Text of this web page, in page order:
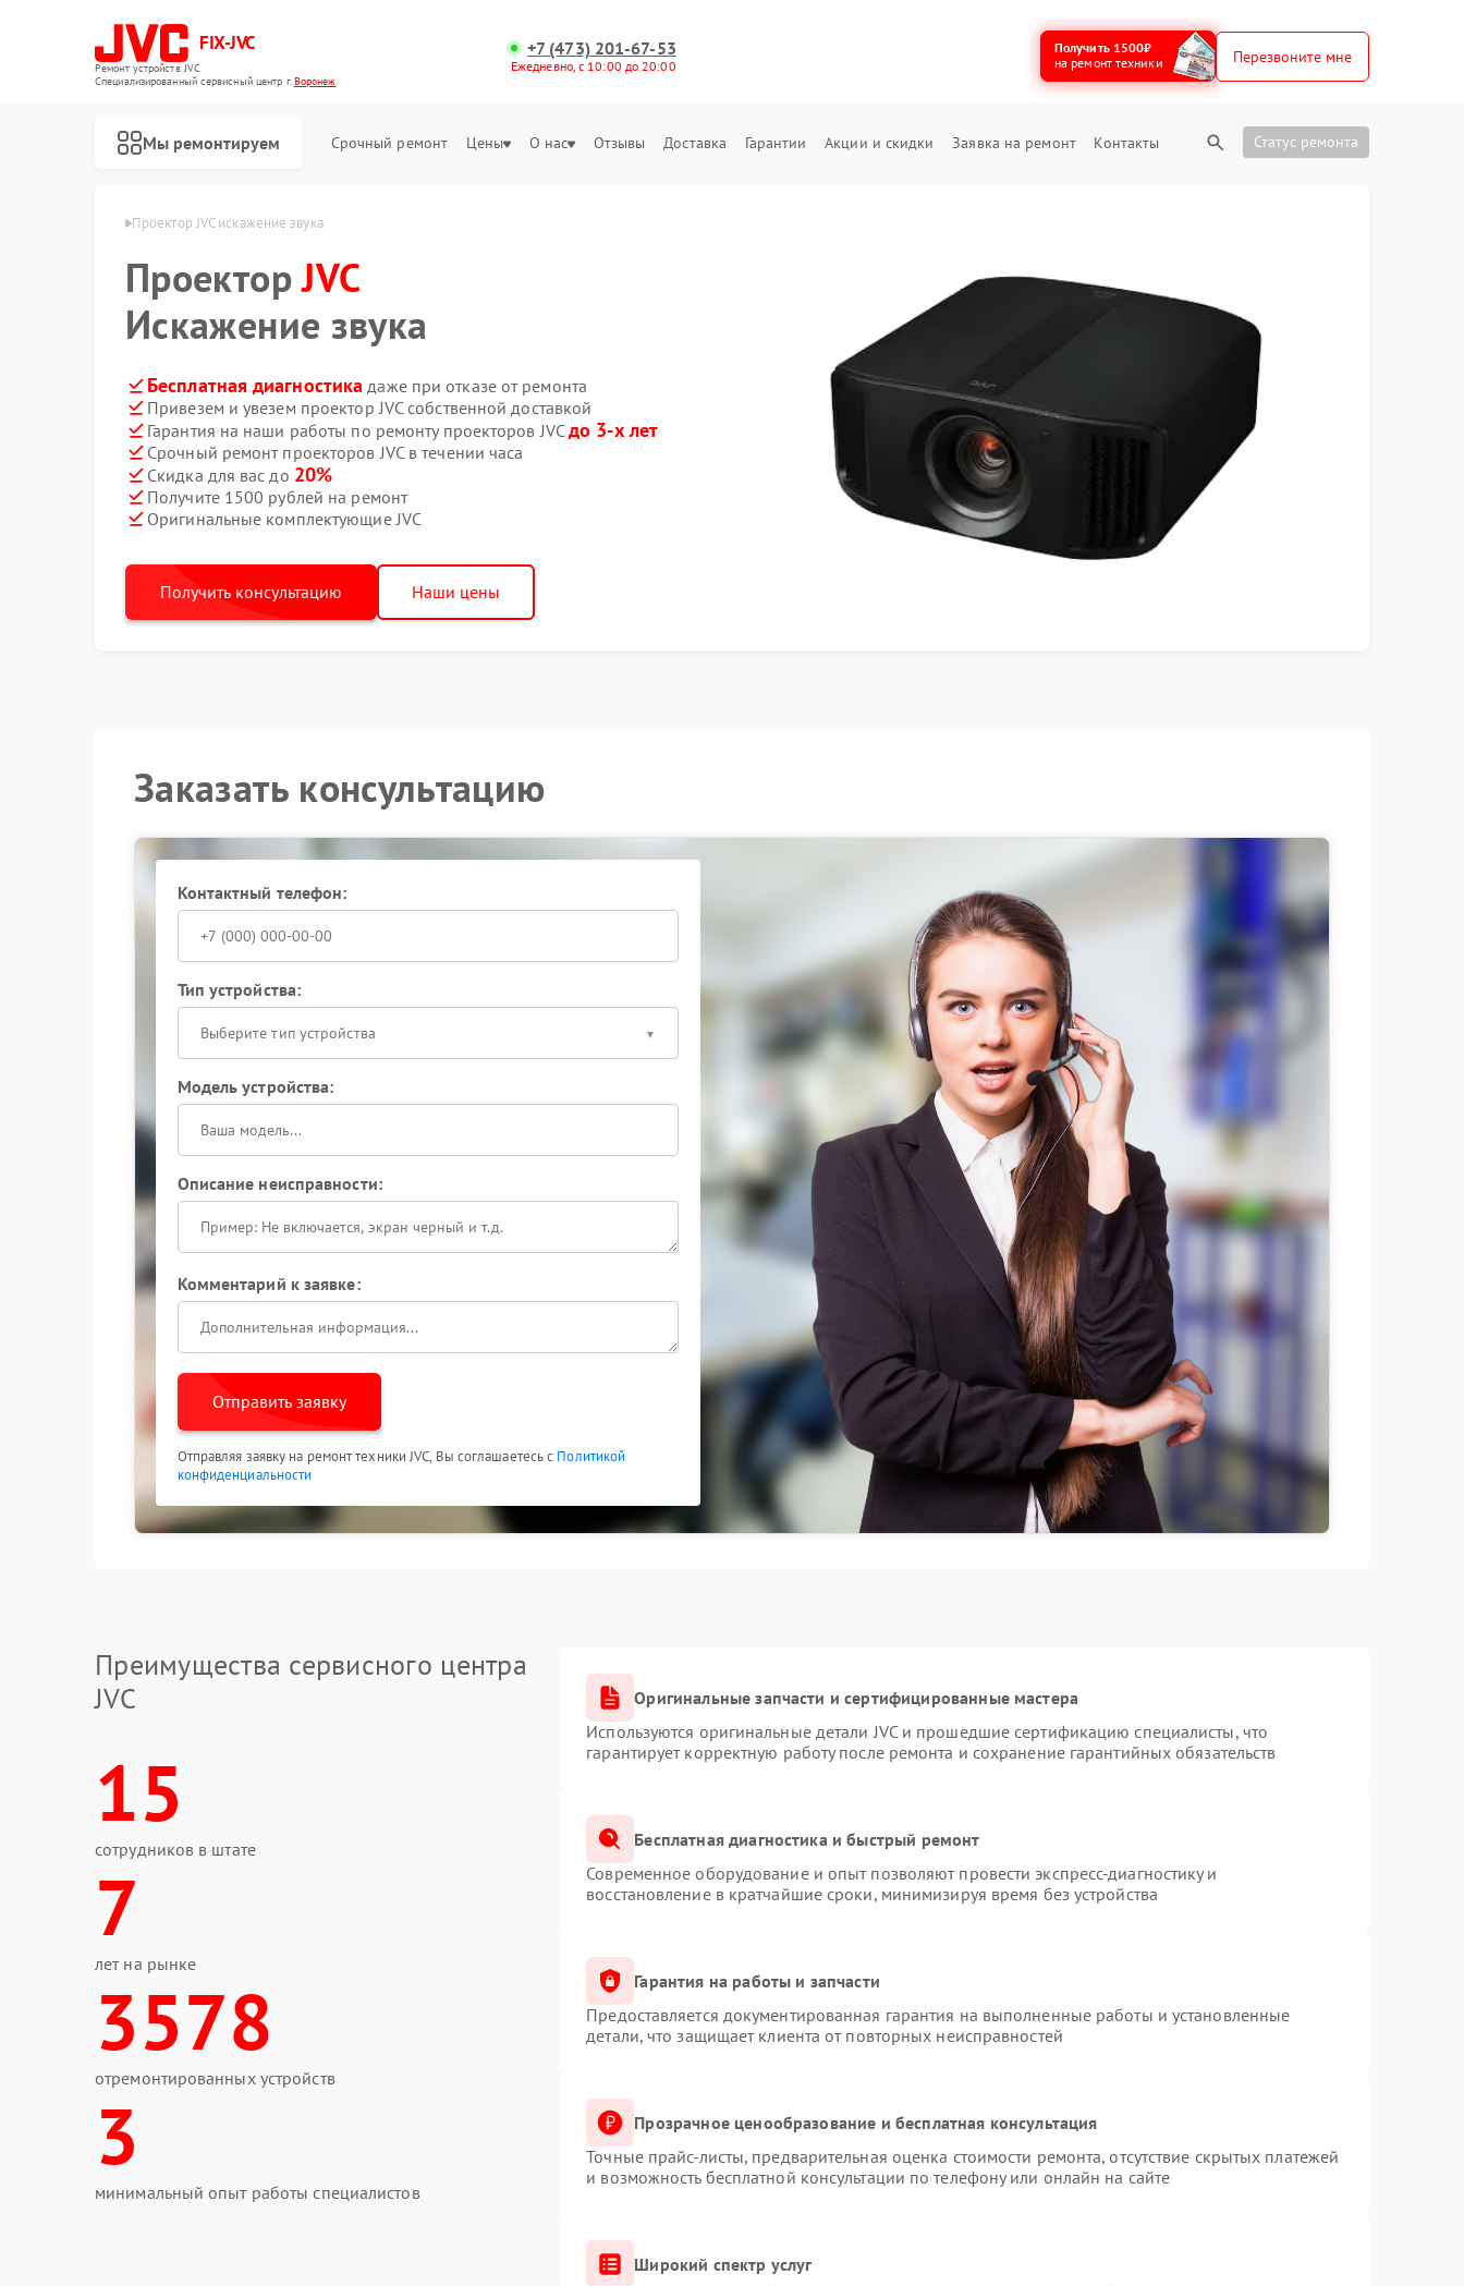
FIX-JVC
Ремонт устройств JVC
Специализированный cервисный центр г.Воронеж
+7 (473) 201-67-53
Ежедневно, с 10:00 до 20:00
Получить 1500₽
на ремонт техники
Перезвоните мне
Мы ремонтируем Срочный ремонт Цены О нас Отзывы Доставка Гарантии Акции и скидки Заявка на ремонт Контакты Статус ремонта
Проектор JVC искажение звука
ПроекторJVC
Искажение звука
Бесплатная диагностика даже при отказе от ремонта
Привезем и увезем проектор JVC собственной доставкой
Гарантия на наши работы по ремонту проекторов JVCдо 3-х лет
Срочный ремонт проекторов JVC в течении часа
Скидка для вас до 20%
Получите 1500 рублей на ремонт
Оригинальные комплектующие JVC
Получить консультацию Наши цены
Заказать консультацию
Контактный телефон:
Тип устройства:
Выберите тип устройства
Модель устройства:
Описание неисправности:
Комментарий к заявке:
Отправить заявку
Отправляя заявку на ремонт техники JVC, Вы соглашаетесь с Политикой
конфиденциальности
Преимущества сервисного центра
JVC
15
сотрудников в штате
7
лет на рынке
3578
отремонтированных устройств
3
минимальный опыт работы специалистов
Оригинальные запчасти и сертифицированные мастера
Используются оригинальные детали JVC и прошедшие сертификацию специалисты, что
гарантирует корректную работу после ремонта и сохранение гарантийных обязательств
Бесплатная диагностика и быстрый ремонт
Современное оборудование и опыт позволяют провести экспресс-диагностику и
восстановление в кратчайшие сроки, минимизируя время без устройства
Гарантия на работы и запчасти
Предоставляется документированная гарантия на выполненные работы и установленные
детали, что защищает клиента от повторных неисправностей
Прозрачное ценообразование и бесплатная консультация
Точные прайс-листы, предварительная оценка стоимости ремонта, отсутствие скрытых платежей
и возможность бесплатной консультации по телефону или онлайн на сайте
Широкий спектр услуг